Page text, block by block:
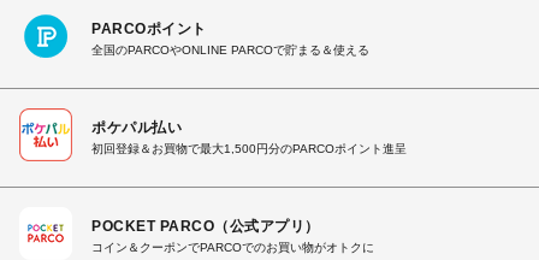
PARCOポイント
全国のPARCOやONLINE PARCOで貯まる＆使える
ポケパル払い
初回登録＆お買物で最大1,500円分のPARCOポイント進呈
POCKET PARCO（公式アプリ）
コイン＆クーポンでPARCOでのお買い物がオトクに